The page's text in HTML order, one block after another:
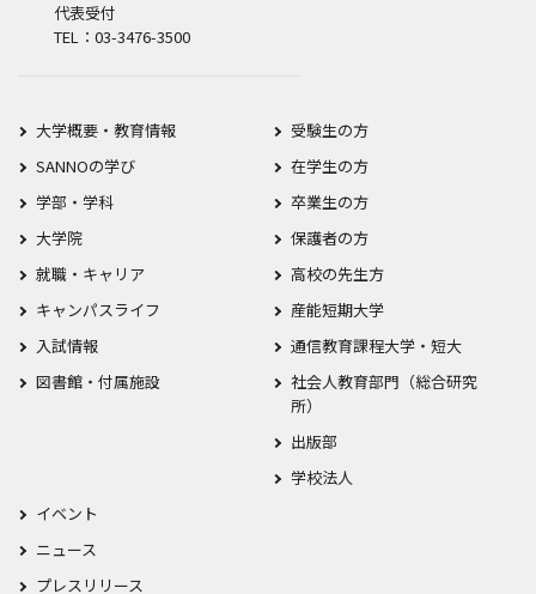
代表受付
TEL：03-3476-3500
大学概要・教育情報
SANNOの学び
学部・学科
大学院
就職・キャリア
キャンパスライフ
入試情報
図書館・付属施設
受験生の方
在学生の方
卒業生の方
保護者の方
高校の先生方
産能短期大学
通信教育課程大学・短大
社会人教育部門（総合研究
所）
出版部
学校法人
イベント
ニュース
プレスリリース